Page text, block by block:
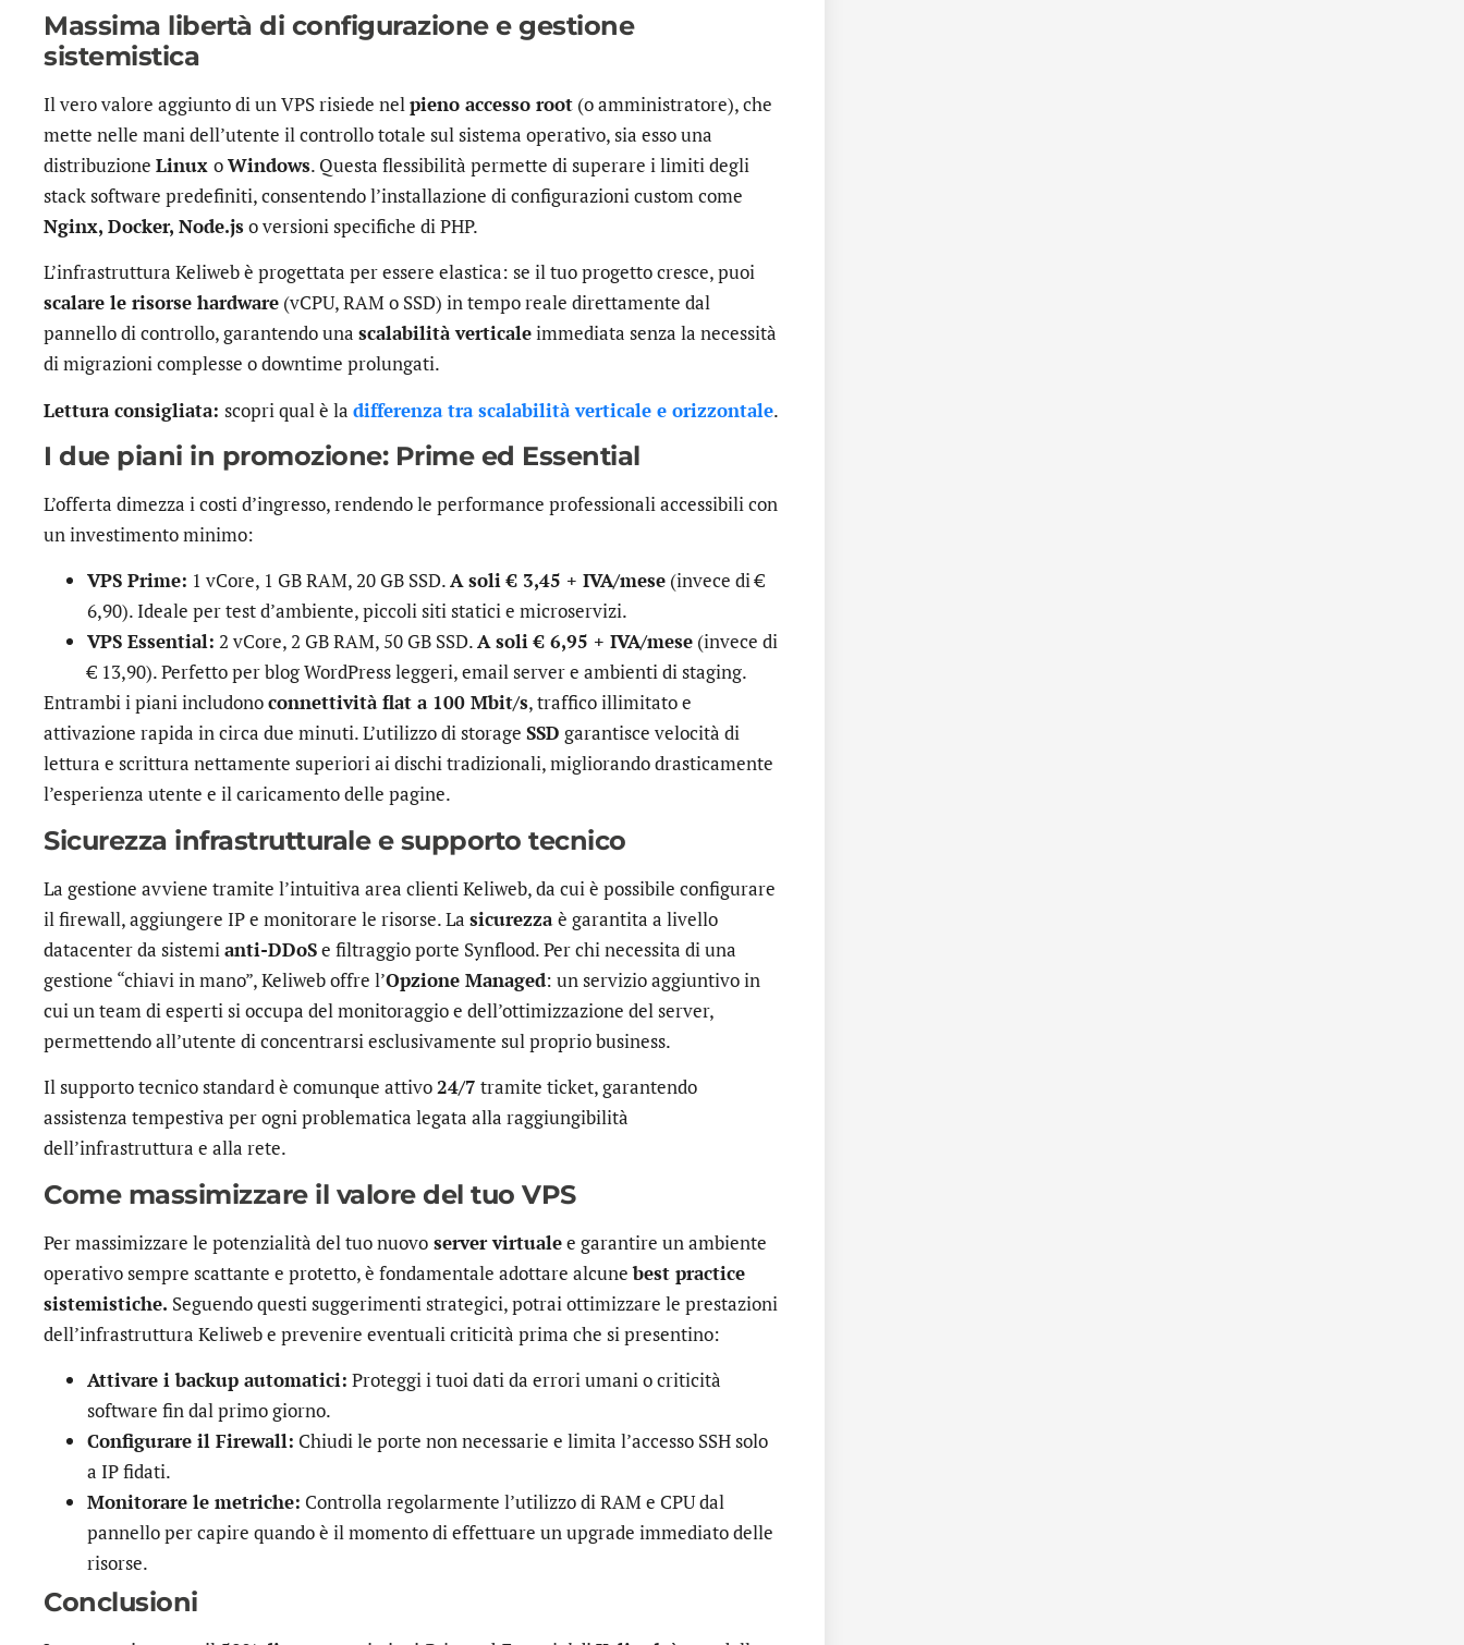
Massima libertà di configurazione e gestione
sistemistica
Il vero valore aggiunto di un VPS risiede nelpieno accesso root (o amministratore), che
mette nelle mani dell’utente il controllo totale sul sistema operativo, sia esso una
distribuzione Linux oWindows. Questa flessibilità permette di superare i limiti degli
stack software predefiniti, consentendo l’installazione di configurazioni custom come
Nginx, Docker, Node.jso versioni specifiche di PHP.
L’infrastruttura Keliweb è progettata per essere elastica: se il tuo progetto cresce, puoi
scalare le risorse hardware (vCPU, RAM o SSD) in tempo reale direttamente dal
pannello di controllo, garantendo una scalabilità verticaleimmediata senza la necessità
di migrazioni complesse o downtime prolungati.
Lettura consigliata: scopri qual è la differenza tra scalabilità verticale e orizzontale.
I due piani in promozione: Prime ed Essential
L’offerta dimezza i costi d’ingresso, rendendo le performance professionali accessibili con
un investimento minimo:
VPS Prime: 1 vCore, 1 GB RAM, 20 GB SSD.A soli € 3,45 + IVA/mese (invece di €
6,90). Ideale per test d’ambiente, piccoli siti statici e microservizi.
VPS Essential: 2 vCore, 2 GB RAM, 50 GB SSD.A soli € 6,95 + IVA/mese (invece di
€ 13,90). Perfetto per blog WordPress leggeri, email server e ambienti di staging.
Entrambi i piani includonoconnettività flat a 100 Mbit/s, traffico illimitato e
attivazione rapida in circa due minuti. L’utilizzo di storage SSD garantisce velocità di
lettura e scrittura nettamente superiori ai dischi tradizionali, migliorando drasticamente
l’esperienza utente e il caricamento delle pagine.
Sicurezza infrastrutturale e supporto tecnico
La gestione avviene tramite l’intuitiva area clienti Keliweb, da cui è possibile configurare
il firewall, aggiungere IP e monitorare le risorse. La sicurezzaè garantita a livello
datacenter da sistemianti-DDoSe filtraggio porte Synflood. Per chi necessita di una
gestione “chiavi in mano”, Keliweb offre l’Opzione Managed: un servizio aggiuntivo in
cui un team di esperti si occupa del monitoraggio e dell’ottimizzazione del server,
permettendo all’utente di concentrarsi esclusivamente sul proprio business.
Il supporto tecnico standard è comunque attivo24/7 tramite ticket, garantendo
assistenza tempestiva per ogni problematica legata alla raggiungibilità
dell’infrastruttura e alla rete.
Come massimizzare il valore del tuo VPS
Per massimizzare le potenzialità del tuo nuovo server virtualee garantire un ambiente
operativo sempre scattante e protetto, è fondamentale adottare alcunebest practice
sistemistiche. Seguendo questi suggerimenti strategici, potrai ottimizzare le prestazioni
dell’infrastruttura Keliweb e prevenire eventuali criticità prima che si presentino:
Attivare i backup automatici: Proteggi i tuoi dati da errori umani o criticità
software fin dal primo giorno.
Configurare il Firewall: Chiudi le porte non necessarie e limita l’accesso SSH solo
a IP fidati.
Monitorare le metriche: Controlla regolarmente l’utilizzo di RAM e CPU dal
pannello per capire quando è il momento di effettuare un upgrade immediato delle
risorse.
Conclusioni